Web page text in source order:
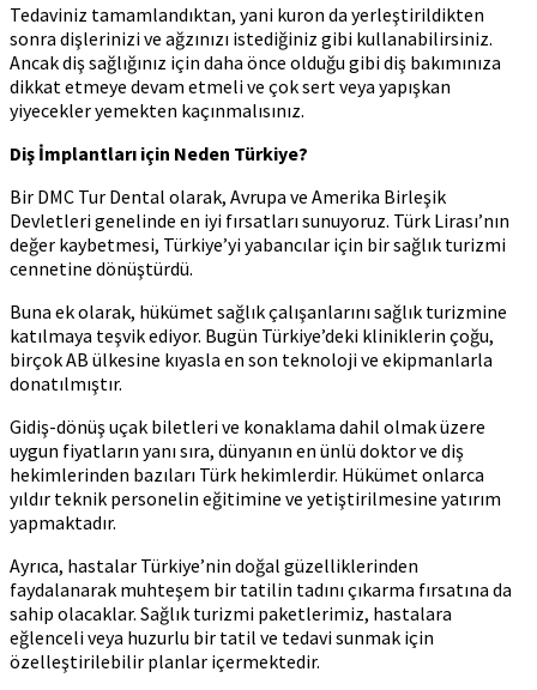
Tedaviniz tamamlandıktan, yani kuron da yerleştirildikten
sonra dişlerinizi ve ağzınızı istediğiniz gibi kullanabilirsiniz.
Ancak diş sağlığınız için daha önce olduğu gibi diş bakımınıza
dikkat etmeye devam etmeli ve çok sert veya yapışkan
yiyecekler yemekten kaçınmalısınız.
Diş İmplantları için Neden Türkiye?
Bir DMC Tur Dental olarak, Avrupa ve Amerika Birleşik
Devletleri genelinde en iyi fırsatları sunuyoruz. Türk Lirası’nın
değer kaybetmesi, Türkiye’yi yabancılar için bir sağlık turizmi
cennetine dönüştürdü.
Buna ek olarak, hükümet sağlık çalışanlarını sağlık turizmine
katılmaya teşvik ediyor. Bugün Türkiye’deki kliniklerin çoğu,
birçok AB ülkesine kıyasla en son teknoloji ve ekipmanlarla
donatılmıştır.
Gidiş-dönüş uçak biletleri ve konaklama dahil olmak üzere
uygun fiyatların yanı sıra, dünyanın en ünlü doktor ve diş
hekimlerinden bazıları Türk hekimlerdir. Hükümet onlarca
yıldır teknik personelin eğitimine ve yetiştirilmesine yatırım
yapmaktadır.
Ayrıca, hastalar Türkiye’nin doğal güzelliklerinden
faydalanarak muhteşem bir tatilin tadını çıkarma fırsatına da
sahip olacaklar. Sağlık turizmi paketlerimiz, hastalara
eğlenceli veya huzurlu bir tatil ve tedavi sunmak için
özelleştirilebilir planlar içermektedir.